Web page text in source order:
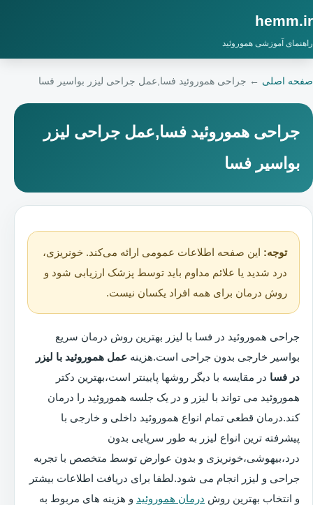
hemm.ir
راهنمای آموزشی هموروئید
صفحه اصلی ← جراحی هموروئید فسا,عمل جراحی لیزر بواسیر فسا
جراحی هموروئید فسا,عمل جراحی لیزر
بواسیر فسا
توجه: این صفحه اطلاعات عمومی ارائه می‌کند. خونریزی،
درد شدید یا علائم مداوم باید توسط پزشک ارزیابی شود و
روش درمان برای همه افراد یکسان نیست.
جراحی هموروئید در فسا با لیزر بهترین روش درمان سریع
بواسیر خارجی بدون جراحی است.هزینه عمل هموروئید با لیزر
در فسا در مقایسه با دیگر روشها پایینتر است،بهترین دکتر
هموروئید می تواند با لیزر و در یک جلسه هموروئید را درمان
کند.درمان قطعی تمام انواع هموروئید داخلی و خارجی با
پیشرفته ترین انواع لیزر به طور سرپایی بدون
درد،بیهوشی،خونریزی و بدون عوارض توسط متخصص با تجربه
جراحی و لیزر انجام می شود.لطفا برای دریافت اطلاعات بیشتر
و انتخاب بهترین روش درمان هموروئید و هزینه های مربوط به